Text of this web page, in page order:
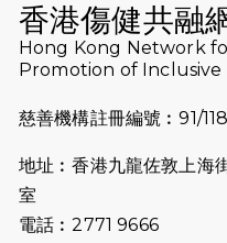
2026-07-10
【猛龍
融網絡
2026-07-09
猛龍長
2026-07-02
香港傷健共融
Hong Kong Network
Promotion of Inclusive
慈善機構註冊編號︰91/
地址︰香港九龍佐敦上海
室
電話︰2771 9666